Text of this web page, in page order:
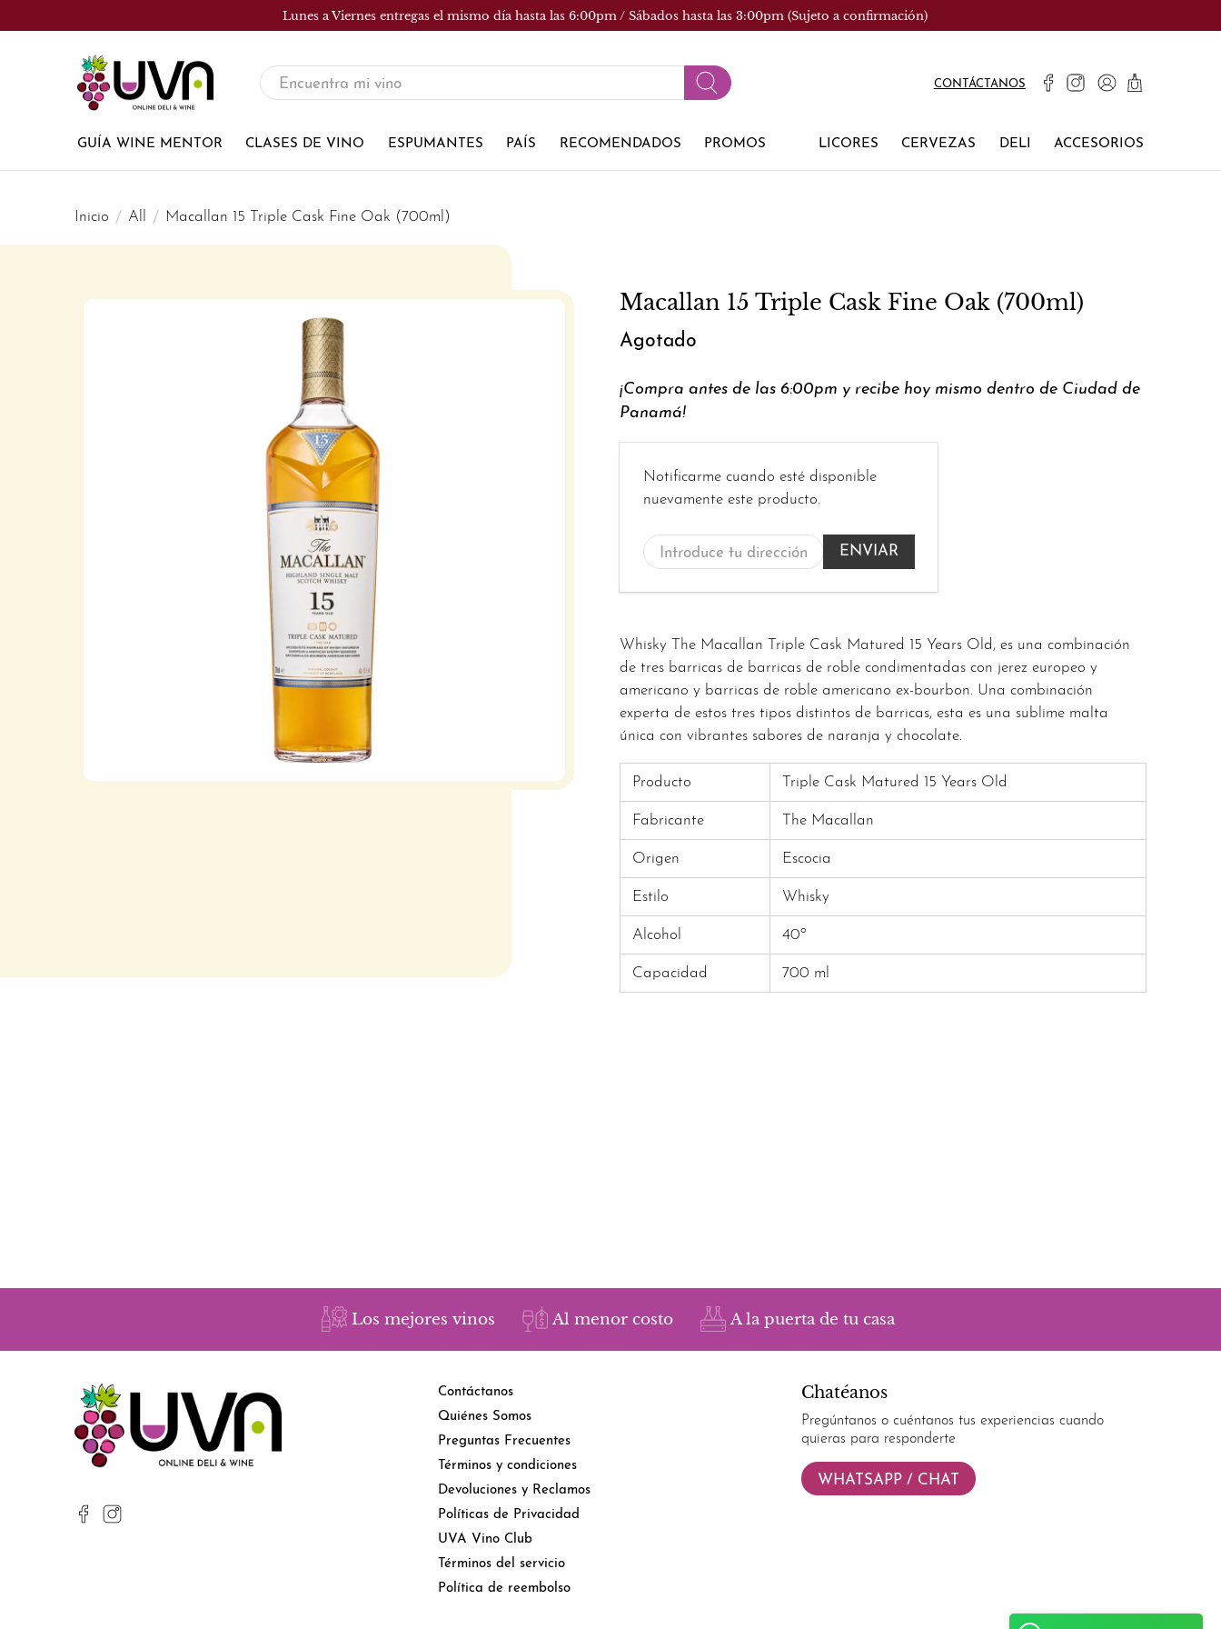
Lunes a Viernes entregas el mismo día hasta las 6:00pm / Sábados hasta las 3:00pm (Sujeto a confirmación)
UVA
Tienda
de
vinos
CONTÁCTANOS
GUÍA WINE MENTOR CLASES DE VINO ESPUMANTES PAÍS RECOMENDADOS PROMOS LICORES CERVEZAS DELI ACCESORIOS
Inicio All Macallan 15 Triple Cask Fine Oak (700ml)
Macallan 15 Triple Cask Fine Oak (700ml)
Agotado
¡Compra antes de las 6:00pm y recibe hoy mismo dentro de Ciudad de
Panamá!
Introduce
tu
de
correo
electrónico...
Notificarme cuando esté disponible
nuevamente este producto.
Whisky The Macallan Triple Cask Matured 15 Years Old, es una combinación
de tres barricas de barricas de roble condimentadas con jerez europeo y
americano y barricas de roble americano ex-bourbon. Una combinación
experta de estos tres tipos distintos de barricas, esta es una sublime malta
única con vibrantes sabores de naranja y chocolate.
Producto Triple Cask Matured 15 Years Old
Fabricante The Macallan
Origen Escocia
Estilo Whisky
Alcohol 40º
Capacidad 700 ml
Los mejores vinos Al menor costo A la puerta de tu casa
Contáctanos
Quiénes Somos
Preguntas Frecuentes
Términos y condiciones
Devoluciones y Reclamos
Políticas de Privacidad
UVA Vino Club
Términos del servicio
Política de reembolso
Chatéanos
Pregúntanos o cuéntanos tus experiencias cuando
quieras para responderte
WHATSAPP / CHAT